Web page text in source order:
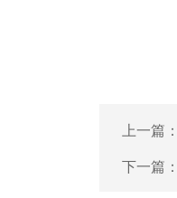
上一篇
下一篇